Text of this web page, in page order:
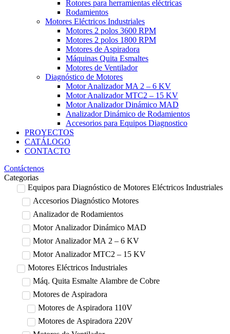
Rotores para herramientas eléctricas
Rodamientos
Motores Eléctricos Industriales
Motores 2 polos 3600 RPM
Motores 2 polos 1800 RPM
Motores de Aspiradora
Máquinas Quita Esmaltes
Motores de Ventilador
Diagnóstico de Motores
Motor Analizador MA 2 – 6 KV
Motor Analizador MTC2 – 15 KV
Motor Analizador Dinámico MAD
Analizador Dinámico de Rodamientos
Accesorios para Equipos Diagnostico
PROYECTOS
CATÁLOGO
CONTACTO
Contáctenos
Categorias
Equipos para Diagnóstico de Motores Eléctricos Industriales
Accesorios Diagnóstico Motores
Analizador de Rodamientos
Motor Analizador Dinámico MAD
Motor Analizador MA 2 – 6 KV
Motor Analizador MTC2 – 15 KV
Motores Eléctricos Industriales
Máq. Quita Esmalte Alambre de Cobre
Motores de Aspiradora
Motores de Aspiradora 110V
Motores de Aspiradora 220V